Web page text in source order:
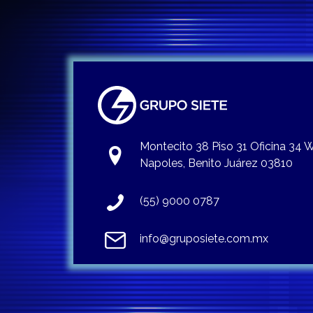
Montecito 38 Piso 31 Oficina 34
Napoles, Benito Juárez 03810
(55) 9000 0787
info@gruposiete.com.mx